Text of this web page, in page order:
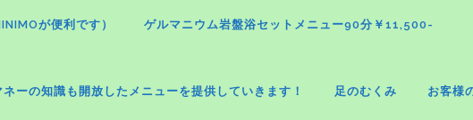
が便利です） ゲルマニウム岩盤浴セットメニュー90分￥11,500-
ーの知識も開放したメニューを提供していきます！ 足のむくみ お客様